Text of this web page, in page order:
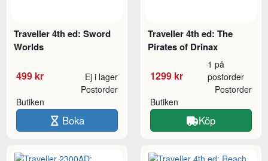
Traveller 4th ed: Sword
Worlds
499 kr Ej i lager
Butiken
Postorder
Boka
Traveller 4th ed: The
Pirates of Drinax
1299 kr
1 på
postorder
Butiken
Postorder
Köp